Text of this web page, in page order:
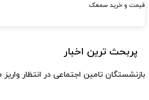
قیمت و خرید سمعک
پربحث ترین اخبار
بازنشستگان تامین اجتماعی در انتظار